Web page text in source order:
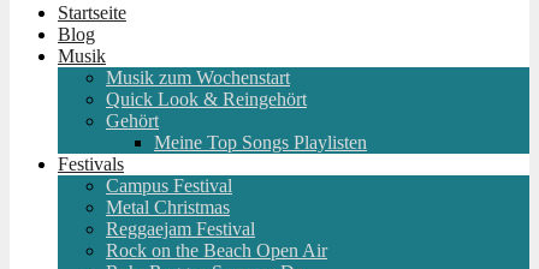
Startseite
Blog
Musik
Musik zum Wochenstart
Quick Look & Reingehört
Gehört
Meine Top Songs Playlisten
Festivals
Campus Festival
Metal Christmas
Reggaejam Festival
Rock on the Beach Open Air